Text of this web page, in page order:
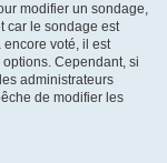
modifier un sondage,
car le sondage est
encore voté, il est
Cependant, si
administrateurs
de modifier les